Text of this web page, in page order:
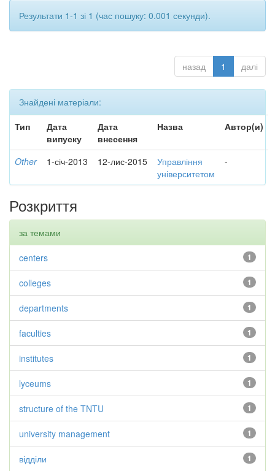
Результати 1-1 зі 1 (час пошуку: 0.001 секунди).
назад 1 далі
Знайдені матеріали:
Тип
Дата
випуску
Дата
внесення
Назва Автор(и)
Other 1-січ-2013 12-лис-2015
Управління
університетом
-
Розкриття
за темами
1
centers
1
colleges
1
departments
1
faculties
1
institutes
1
lyceums
1
structure of the TNTU
1
university management
1
відділи